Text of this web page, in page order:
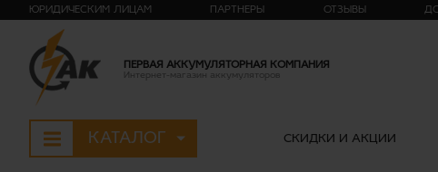
ЮРИДИЧЕСКИМ ЛИЦАМ ПАРТНЕРЫ ОТЗЫВЫ
ПЕРВАЯ АККУМУЛЯТОРНАЯ КОМПАНИЯ
Интернет-магазин аккумуляторов
КАТАЛОГ СКИДКИ И АКЦИИ